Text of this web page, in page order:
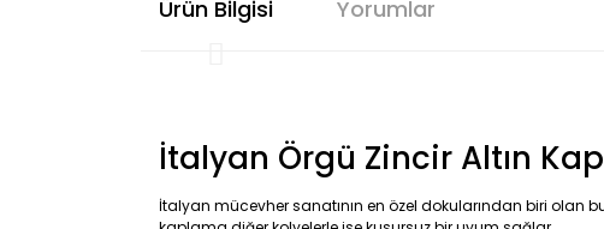
Ürün Bilgisi Yorumlar
İtalyan Örgü Zincir Altın
İtalyan mücevher sanatının en özel dokularından biri olan